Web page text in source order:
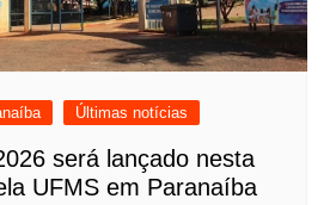
Últimas notícias
será lançado nesta
UFMS em Paranaíba